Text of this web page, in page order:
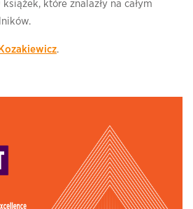
książek, które znalazły na całym
.